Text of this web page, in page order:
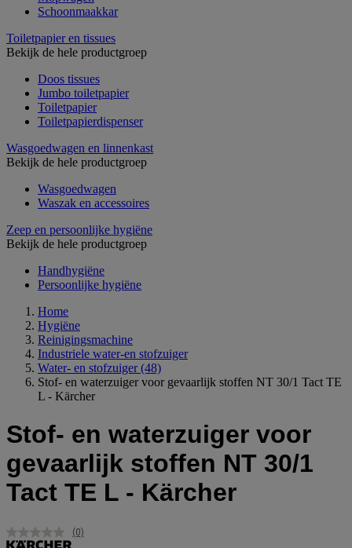
Schoonmaakkar
Toiletpapier en tissues
Bekijk de hele productgroep
Doos tissues
Jumbo toiletpapier
Toiletpapier
Toiletpapierdispenser
Wasgoedwagen en linnenkast
Bekijk de hele productgroep
Wasgoedwagen
Waszak en accessoires
Zeep en persoonlijke hygiëne
Bekijk de hele productgroep
Handhygiëne
Persoonlijke hygiëne
Home
Hygiëne
Reinigingsmachine
Industriele water-en stofzuiger
Water- en stofzuiger (48)
Stof- en waterzuiger voor gevaarlijk stoffen NT 30/1 Tact TE
L - Kärcher
Stof- en waterzuiger voor
gevaarlijk stoffen NT 30/1
Tact TE L - Kärcher
Geen
(0)